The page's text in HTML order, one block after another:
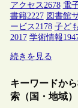
アクセス2678 電
書籍2227 図書館
ービス2178 子ども
2017 学術情報
続きを見る
キーワードか
索（国・地域）